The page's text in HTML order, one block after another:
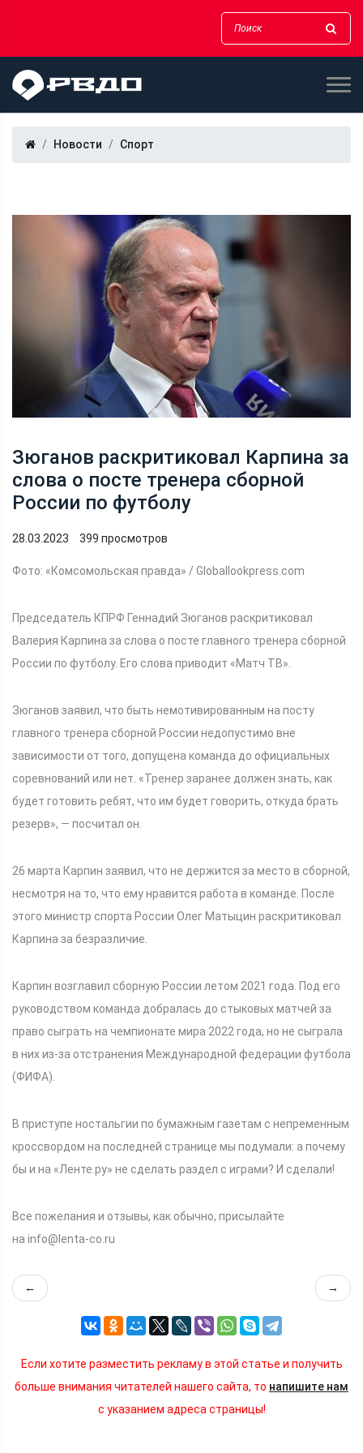
Новости Спорт
Зюганов раскритиковал Карпина за
слова о посте тренера сборной
России по футболу
28.03.2023 399 просмотров
Фото: «Комсомольская правда» / Globallookpress.com
Председатель КПРФ Геннадий Зюганов раскритиковал
Валерия Карпина за слова о посте главного тренера сборной
России по футболу. Его слова приводит «Матч ТВ».
Зюганов заявил, что быть немотивированным на посту
главного тренера сборной России недопустимо вне
зависимости от того, допущена команда до официальных
соревнований или нет. «Тренер заранее должен знать, как
будет готовить ребят, что им будет говорить, откуда брать
резерв», — посчитал он.
26 марта Карпин заявил, что не держится за место в сборной,
несмотря на то, что ему нравится работа в команде. После
этого министр спорта России Олег Матыцин раскритиковал
Карпина за безразличие.
Карпин возглавил сборную России летом 2021 года. Под его
руководством команда добралась до стыковых матчей за
право сыграть на чемпионате мира 2022 года, но не сыграла
в них из-за отстранения Международной федерации футбола
(ФИФА).
В приступе ностальгии по бумажным газетам с непременным
кроссвордом на последней странице мы подумали: а почему
бы и на «Ленте.ру» не сделать раздел с играми? И сделали!
Все пожелания и отзывы, как обычно, присылайте
на info@lenta-co.ru
← →
Если хотите разместить рекламу в этой статье и получить
больше внимания читателей нашего сайта, то напишите нам
с указанием адреса страницы!